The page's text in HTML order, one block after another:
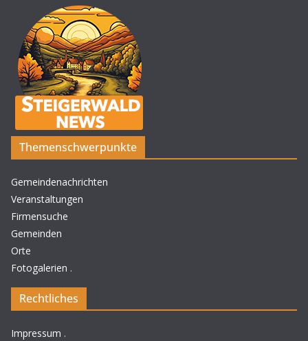
Themenschwerpunkte
Gemeindenachrichten
Veranstaltungen
Firmensuche
Gemeinden
Orte
Fotogalerien .
Rechtliches
Impressum .